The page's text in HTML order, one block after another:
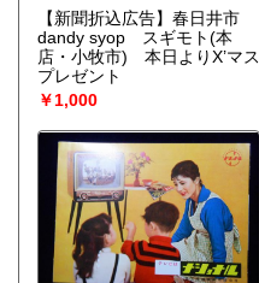
【新聞折込広告】春日井市
dandy syop スギモト(本
店・小牧市) 本日よりX’マス
プレゼント
￥1,000